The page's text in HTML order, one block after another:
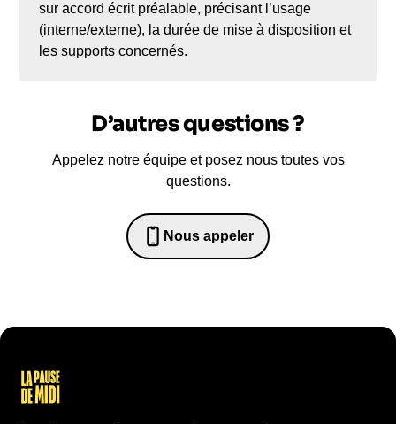
sur accord écrit préalable, précisant l’usage
(interne/externe), la durée de mise à disposition et
les supports concernés.
D’autres questions ?
Appelez notre équipe et posez nous toutes vos
questions.
Nous appeler
0652698481